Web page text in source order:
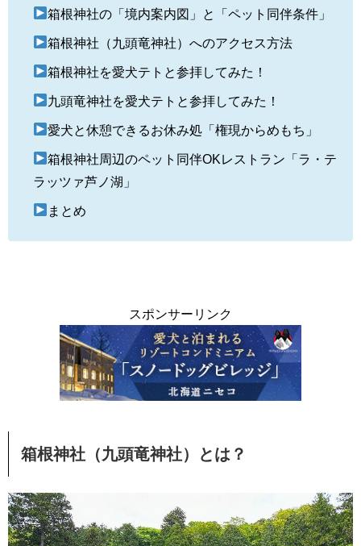
箱根神社の「境内案内図」と「ペット同伴条件」
箱根神社（九頭竜神社）へのアクセス方法
箱根神社を愛犬テトと参拝してみた！
九頭竜神社を愛犬テトと参拝してみた！
愛犬と休憩できるお休み処「権現からめもち」
箱根神社周辺のペット同伴OKレストラン「ラ・テ
ラッツァ芦ノ湖」
まとめ
スポンサーリンク
箱根神社（九頭竜神社）とは？